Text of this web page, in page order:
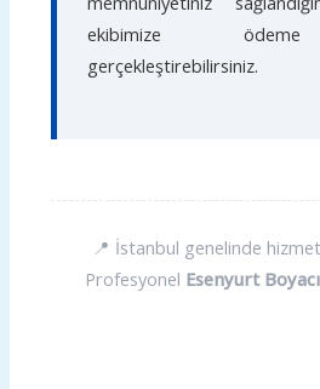
ekibimize
gerçekleştirebilirsiniz.
📍 İstanbul genelinde
Profesyonel Esenyurt